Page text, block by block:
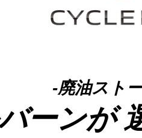
-廃油スト
ーンが